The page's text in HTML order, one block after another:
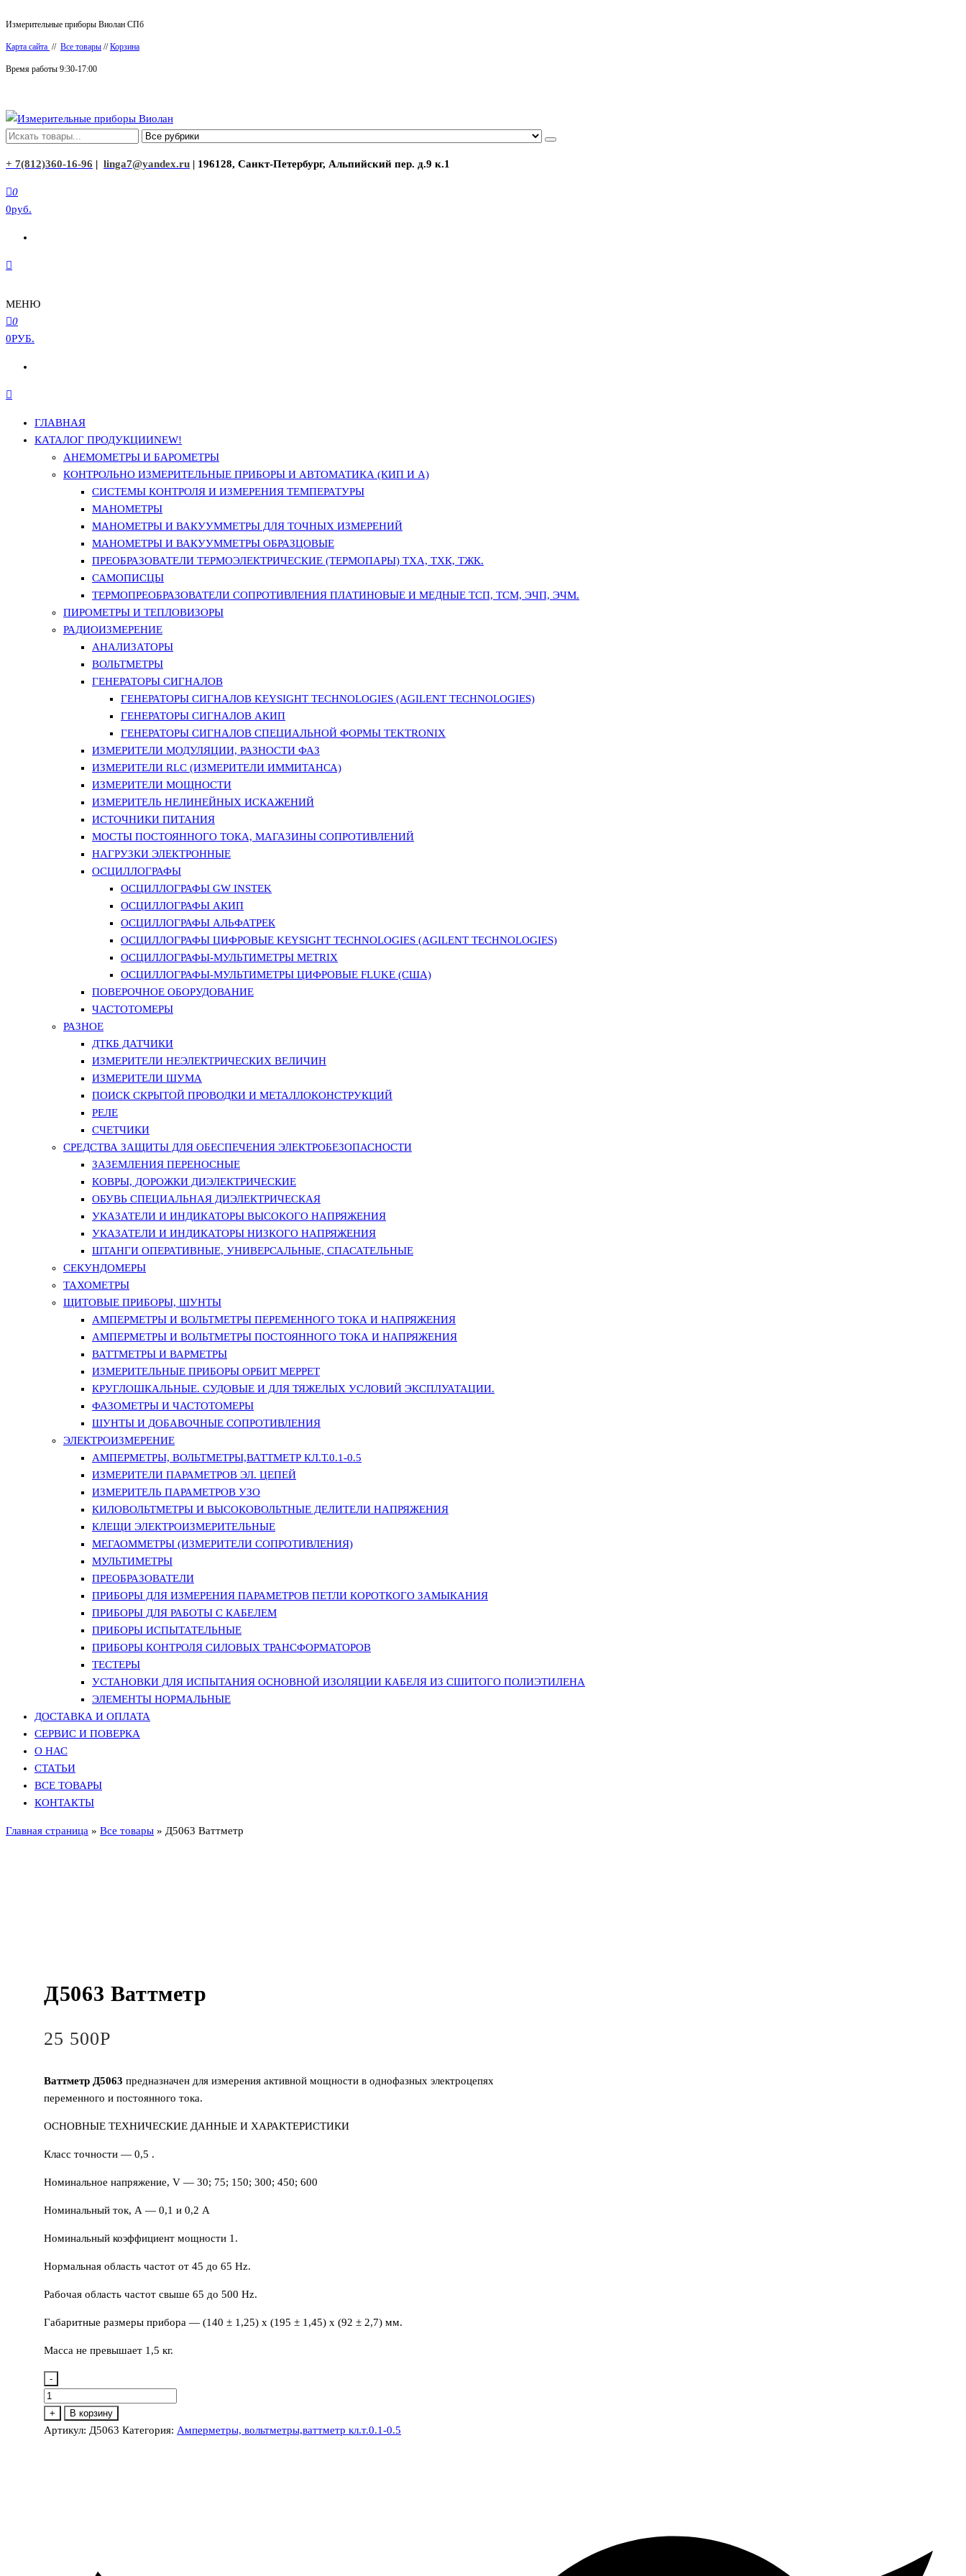
к
содержимому
Измерительные приборы Виолан СПб
Карта сайта // Все товары //Корзина
Время работы 9:30-17:00
Измерительные приборы Виолан
+ 7(812)360-16-96 | linga7@yandex.ru | 196128, Санкт-Петербург, Альпийский пер. д.9 к.1
0
0руб.
МЕНЮ
0
0РУБ.
ГЛАВНАЯ
КАТАЛОГ ПРОДУКЦИИNEW!
АНЕМОМЕТРЫ И БАРОМЕТРЫ
КОНТРОЛЬНО ИЗМЕРИТЕЛЬНЫЕ ПРИБОРЫ И АВТОМАТИКА (КИП И А)
СИСТЕМЫ КОНТРОЛЯ И ИЗМЕРЕНИЯ ТЕМПЕРАТУРЫ
МАНОМЕТРЫ
МАНОМЕТРЫ И ВАКУУММЕТРЫ ДЛЯ ТОЧНЫХ ИЗМЕРЕНИЙ
МАНОМЕТРЫ И ВАКУУММЕТРЫ ОБРАЗЦОВЫЕ
ПРЕОБРАЗОВАТЕЛИ ТЕРМОЭЛЕКТРИЧЕСКИЕ (ТЕРМОПАРЫ) ТХА, ТХК, ТЖК.
САМОПИСЦЫ
ТЕРМОПРЕОБРАЗОВАТЕЛИ СОПРОТИВЛЕНИЯ ПЛАТИНОВЫЕ И МЕДНЫЕ ТСП, ТСМ, ЭЧП, ЭЧМ.
ПИРОМЕТРЫ И ТЕПЛОВИЗОРЫ
РАДИОИЗМЕРЕНИЕ
АНАЛИЗАТОРЫ
ВОЛЬТМЕТРЫ
ГЕНЕРАТОРЫ СИГНАЛОВ
ГЕНЕРАТОРЫ СИГНАЛОВ KEYSIGHT TECHNOLOGIES (AGILENT TECHNOLOGIES)
ГЕНЕРАТОРЫ СИГНАЛОВ АКИП
ГЕНЕРАТОРЫ СИГНАЛОВ СПЕЦИАЛЬНОЙ ФОРМЫ TEKTRONIX
ИЗМЕРИТЕЛИ МОДУЛЯЦИИ, РАЗНОСТИ ФАЗ
ИЗМЕРИТЕЛИ RLC (ИЗМЕРИТЕЛИ ИММИТАНСА)
ИЗМЕРИТЕЛИ МОЩНОСТИ
ИЗМЕРИТЕЛЬ НЕЛИНЕЙНЫХ ИСКАЖЕНИЙ
ИСТОЧНИКИ ПИТАНИЯ
МОСТЫ ПОСТОЯННОГО ТОКА, МАГАЗИНЫ СОПРОТИВЛЕНИЙ
НАГРУЗКИ ЭЛЕКТРОННЫЕ
ОСЦИЛЛОГРАФЫ
ОСЦИЛЛОГРАФЫ GW INSTEK
ОСЦИЛЛОГРАФЫ АКИП
ОСЦИЛЛОГРАФЫ АЛЬФАТРЕК
ОСЦИЛЛОГРАФЫ ЦИФРОВЫЕ KEYSIGHT TECHNOLOGIES (AGILENT TECHNOLOGIES)
ОСЦИЛЛОГРАФЫ-МУЛЬТИМЕТРЫ METRIX
ОСЦИЛЛОГРАФЫ-МУЛЬТИМЕТРЫ ЦИФРОВЫЕ FLUKE (США)
ПОВЕРОЧНОЕ ОБОРУДОВАНИЕ
ЧАСТОТОМЕРЫ
РАЗНОЕ
ДТКБ ДАТЧИКИ
ИЗМЕРИТЕЛИ НЕЭЛЕКТРИЧЕСКИХ ВЕЛИЧИН
ИЗМЕРИТЕЛИ ШУМА
ПОИСК СКРЫТОЙ ПРОВОДКИ И МЕТАЛЛОКОНСТРУКЦИЙ
РЕЛЕ
СЧЕТЧИКИ
СРЕДСТВА ЗАЩИТЫ ДЛЯ ОБЕСПЕЧЕНИЯ ЭЛЕКТРОБЕЗОПАСНОСТИ
ЗАЗЕМЛЕНИЯ ПЕРЕНОСНЫЕ
КОВРЫ, ДОРОЖКИ ДИЭЛЕКТРИЧЕСКИЕ
ОБУВЬ СПЕЦИАЛЬНАЯ ДИЭЛЕКТРИЧЕСКАЯ
УКАЗАТЕЛИ И ИНДИКАТОРЫ ВЫСОКОГО НАПРЯЖЕНИЯ
УКАЗАТЕЛИ И ИНДИКАТОРЫ НИЗКОГО НАПРЯЖЕНИЯ
ШТАНГИ ОПЕРАТИВНЫЕ, УНИВЕРСАЛЬНЫЕ, СПАСАТЕЛЬНЫЕ
СЕКУНДОМЕРЫ
ТАХОМЕТРЫ
ЩИТОВЫЕ ПРИБОРЫ, ШУНТЫ
АМПЕРМЕТРЫ И ВОЛЬТМЕТРЫ ПЕРЕМЕННОГО ТОКА И НАПРЯЖЕНИЯ
АМПЕРМЕТРЫ И ВОЛЬТМЕТРЫ ПОСТОЯННОГО ТОКА И НАПРЯЖЕНИЯ
ВАТТМЕТРЫ И ВАРМЕТРЫ
ИЗМЕРИТЕЛЬНЫЕ ПРИБОРЫ ОРБИТ МЕРРЕТ
КРУГЛОШКАЛЬНЫЕ. СУДОВЫЕ И ДЛЯ ТЯЖЕЛЫХ УСЛОВИЙ ЭКСПЛУАТАЦИИ.
ФАЗОМЕТРЫ И ЧАСТОТОМЕРЫ
ШУНТЫ И ДОБАВОЧНЫЕ СОПРОТИВЛЕНИЯ
ЭЛЕКТРОИЗМЕРЕНИЕ
АМПЕРМЕТРЫ, ВОЛЬТМЕТРЫ,ВАТТМЕТР КЛ.Т.0.1-0.5
ИЗМЕРИТЕЛИ ПАРАМЕТРОВ ЭЛ. ЦЕПЕЙ
ИЗМЕРИТЕЛЬ ПАРАМЕТРОВ УЗО
КИЛОВОЛЬТМЕТРЫ И ВЫСОКОВОЛЬТНЫЕ ДЕЛИТЕЛИ НАПРЯЖЕНИЯ
КЛЕЩИ ЭЛЕКТРОИЗМЕРИТЕЛЬНЫЕ
МЕГАОММЕТРЫ (ИЗМЕРИТЕЛИ СОПРОТИВЛЕНИЯ)
МУЛЬТИМЕТРЫ
ПРЕОБРАЗОВАТЕЛИ
ПРИБОРЫ ДЛЯ ИЗМЕРЕНИЯ ПАРАМЕТРОВ ПЕТЛИ КОРОТКОГО ЗАМЫКАНИЯ
ПРИБОРЫ ДЛЯ РАБОТЫ С КАБЕЛЕМ
ПРИБОРЫ ИСПЫТАТЕЛЬНЫЕ
ПРИБОРЫ КОНТРОЛЯ СИЛОВЫХ ТРАНСФОРМАТОРОВ
ТЕСТЕРЫ
УСТАНОВКИ ДЛЯ ИСПЫТАНИЯ ОСНОВНОЙ ИЗОЛЯЦИИ КАБЕЛЯ ИЗ СШИТОГО ПОЛИЭТИЛЕНА
ЭЛЕМЕНТЫ НОРМАЛЬНЫЕ
ДОСТАВКА И ОПЛАТА
СЕРВИС И ПОВЕРКА
О НАС
СТАТЬИ
ВСЕ ТОВАРЫ
КОНТАКТЫ
Главная страница » Все товары » Д5063 Ваттметр
Д5063 Ваттметр
25 500Р
Ваттметр Д5063 предназначен для измерения активной мощности в однофазных электроцепях
переменного и постоянного тока.
ОСНОВНЫЕ ТЕХНИЧЕСКИЕ ДАННЫЕ И ХАРАКТЕРИСТИКИ
Класс точности — 0,5 .
Номинальное напряжение, V — 30; 75; 150; 300; 450; 600
Номинальный ток, А — 0,1 и 0,2 A
Номинальный коэффициент мощности 1.
Нормальная область частот от 45 до 65 Hz.
Рабочая область частот свыше 65 до 500 Hz.
Габаритные размеры прибора — (140 ± 1,25) х (195 ± 1,45) х (92 ± 2,7) мм.
Масса не превышает 1,5 кг.
-
Количество
товара
Д5063
+ В корзину
Артикул: Д5063 Категория: Амперметры, вольтметры,ваттметр кл.т.0.1-0.5